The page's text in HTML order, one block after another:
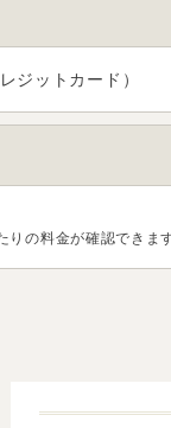
ジットカード）
りの料金が確認できま